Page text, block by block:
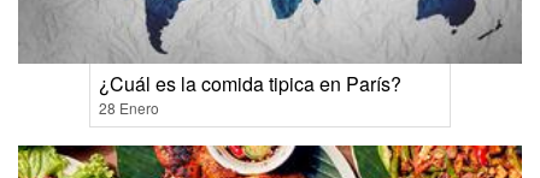
¿Cuál es la comida tipica en París?
28 Enero